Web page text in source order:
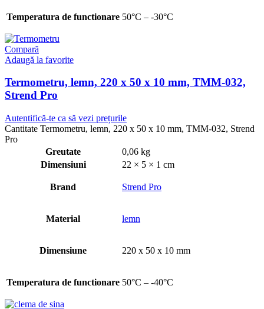
Temperatura de functionare 50°C – -30°C
Compară
Adaugă la favorite
Termometru, lemn, 220 x 50 x 10 mm, TMM-032,
Strend Pro
Autentifică-te ca să vezi prețurile
Cantitate Termometru, lemn, 220 x 50 x 10 mm, TMM-032, Strend
Pro
Greutate
0,06 kg
Dimensiuni
22 × 5 × 1 cm
Brand Strend Pro
Material lemn
Dimensiune 220 x 50 x 10 mm
Temperatura de functionare 50°C – -40°C